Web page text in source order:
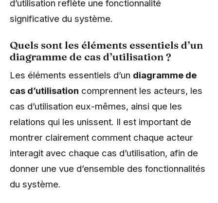
d’utilisation reflète une fonctionnalité
significative du système.
Quels sont les éléments essentiels d’un
diagramme de cas d’utilisation ?
Les éléments essentiels d’un diagramme de
cas d’utilisation comprennent les acteurs, les
cas d’utilisation eux-mêmes, ainsi que les
relations qui les unissent. Il est important de
montrer clairement comment chaque acteur
interagit avec chaque cas d’utilisation, afin de
donner une vue d’ensemble des fonctionnalités
du système.